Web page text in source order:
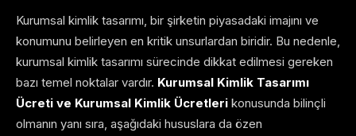
Kurumsal kimlik tasarımı, bir şirketin piyasadaki imajını ve
konumunu belirleyen en kritik unsurlardan biridir. Bu nedenle,
kurumsal kimlik tasarımı sürecinde dikkat edilmesi gereken
bazı temel noktalar vardır. Kurumsal Kimlik Tasarımı
Ücreti ve Kurumsal Kimlik Ücretleri konusunda bilinçli
olmanın yanı sıra, aşağıdaki hususlara da özen